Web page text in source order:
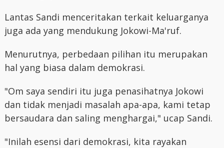
Lantas Sandi menceritakan terkait keluarganya
juga ada yang mendukung Jokowi-Ma'ruf.
Menurutnya, perbedaan pilihan itu merupakan
hal yang biasa dalam demokrasi.
"Om saya sendiri itu juga penasihatnya Jokowi
dan tidak menjadi masalah apa-apa, kami tetap
bersaudara dan saling menghargai," ucap Sandi.
"Inilah esensi dari demokrasi, kita rayakan